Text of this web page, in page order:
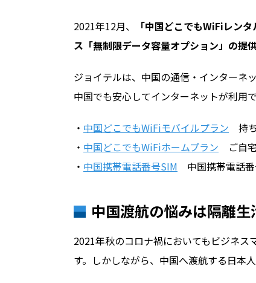
2021年12月、
「中国どこでもWiFiレン
ス「無制限データ容量オプション」の提
ジョイテルは、中国の通信・インターネ
中国でも安心してインターネットが利用
・ 中国どこでもWiFiモバイルプラン 持
・ 中国どこでもWiFiホームプラン ご自
・ 中国携帯電話番号SIM 中国携帯電話
中国渡航の悩みは隔離
2021年秋のコロナ禍においてもビジネ
す。しかしながら、中国へ渡航する日本